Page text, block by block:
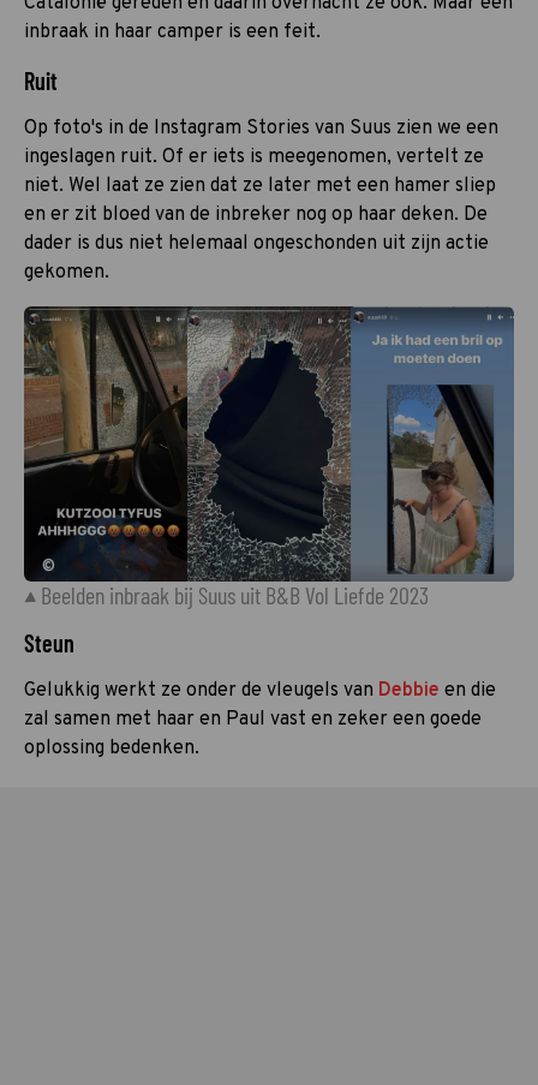
inbraak in haar camper is een feit.
Ruit
Op foto's in de Instagram Stories van Suus zien we een
ingeslagen ruit. Of er iets is meegenomen, vertelt ze
niet. Wel laat ze zien dat ze later met een hamer sliep
en er zit bloed van de inbreker nog op haar deken. De
dader is dus niet helemaal ongeschonden uit zijn actie
gekomen.
©
Beelden inbraak bij Suus uit B&B Vol Liefde 2023
Steun
Gelukkig werkt ze onder de vleugels van Debbie en die
zal samen met haar en Paul vast en zeker een goede
oplossing bedenken.